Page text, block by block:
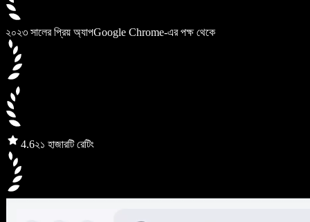
২০২৩ সালের প্রিয় অ্যাপGoogle Chrome-এর পক্ষ থেকে
4.6২১ হাজারটি রেটিং